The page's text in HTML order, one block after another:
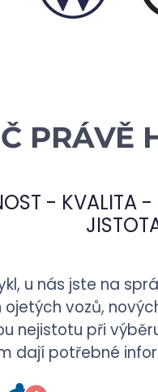
PRÁVĚ
- KVALITA
u nás jste na
vozů,
nejistotu při
dají potřebné